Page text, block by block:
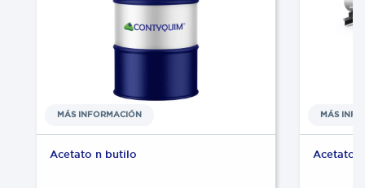
MÁS INFORMACIÓN
Acetato n butilo
MÁS
Acetato